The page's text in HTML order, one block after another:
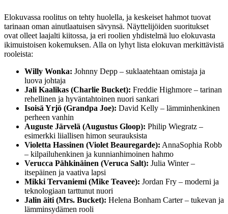
Elokuvassa roolitus on tehty huolella, ja keskeiset hahmot tuovat
tarinaan oman ainutlaatuisen sävynsä. Näyttelijöiden suoritukset
ovat olleet laajalti kiitossa, ja eri roolien yhdistelmä luo elokuvasta
ikimuistoisen kokemuksen. Alla on lyhyt lista elokuvan merkittävistä
rooleista:
Willy Wonka: Johnny Depp – suklaatehtaan omistaja ja
luova johtaja
Jali Kaalikas (Charlie Bucket): Freddie Highmore – tarinan
rehellinen ja hyväntahtoinen nuori sankari
Isoisä Yrjö (Grandpa Joe): David Kelly – lämminhenkinen
perheen vanhin
Auguste Järvelä (Augustus Gloop): Philip Wiegratz –
esimerkki liiallisen himon seurauksista
Violetta Hassinen (Violet Beauregarde): AnnaSophia Robb
– kilpailuhenkinen ja kunnianhimoinen hahmo
Verucca Pähkinäinen (Veruca Salt): Julia Winter –
itsepäinen ja vaativa lapsi
Mikki Tervaniemi (Mike Teavee): Jordan Fry – moderni ja
teknologiaan tarttunut nuori
Jalin äiti (Mrs. Bucket): Helena Bonham Carter – tukevan ja
lämminsydämen rooli